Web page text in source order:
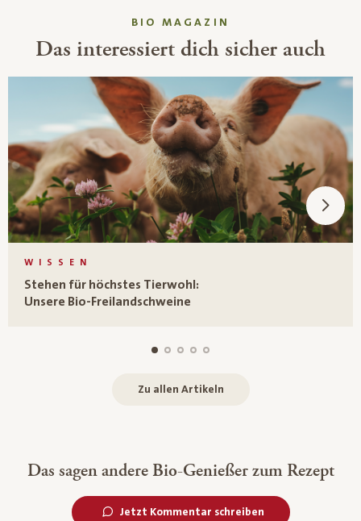
BIO MAGAZIN
Das interessiert dich sicher auch
WISSEN
Stehen für höchstes Tierwohl:
Unsere Bio-Freilandschweine
Zu allen Artikeln
Das sagen andere Bio-Genießer zum Rezept
Jetzt Kommentar schreiben